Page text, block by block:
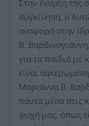
Στην έναρξη της
συγκίνηση, ο
αναφορά στην
Β.
για τα παιδιά με
είναι
Μαριάννα Β.
πάντα μέσα στις
ψυχή μας, όπως